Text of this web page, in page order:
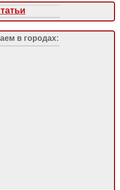
в городах: